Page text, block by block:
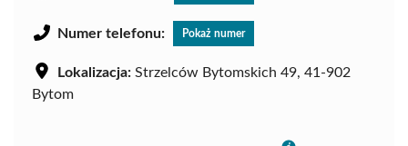
Numer telefonu: Pokaż numer
Lokalizacja: Strzelców Bytomskich 49, 41-902
Bytom